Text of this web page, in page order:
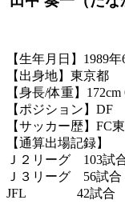
【生年月日】1989年
【出身地】東京都
【身長/体重】172cm
【ポジション】DF
【サッカー歴】FC
【通算出場記録】
Ｊ２リーグ 103試
Ｊ３リーグ 56試合
JFL 42試合